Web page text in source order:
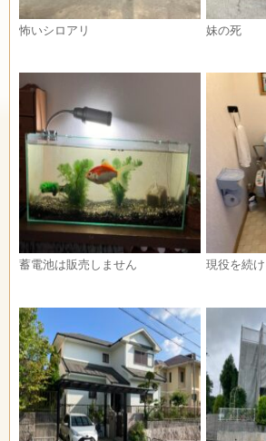
怖いシロアリ 妹の死
蓄電池は販売しません 現役を続